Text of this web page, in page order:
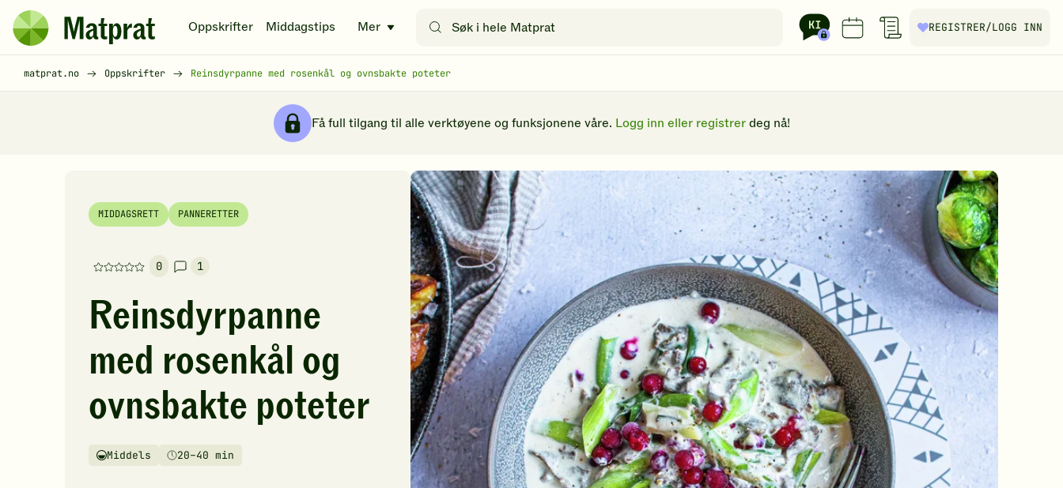
Hopp til hovedinnhold
Matprat
hjemmeside
Oppskrifter Middagstips Mer
etter
REGISTRER/LOGG INN
matprat.no Oppskrifter Reinsdyrpanne med rosenkål og ovnsbakte poteter
Få full tilgang til alle verktøyene og funksjonene våre. Logg inn eller registrer deg nå!
MIDDAGSRETT PANNERETTER
0
Denne
har
foreløpig
vurderinger.
Bli
den
første
å
vurdere
1
Reinsdyrpanne
med rosenkål og
ovnsbakte poteter
Vanskelighetsgrad
Middels
Tilberedningstid20–40 min